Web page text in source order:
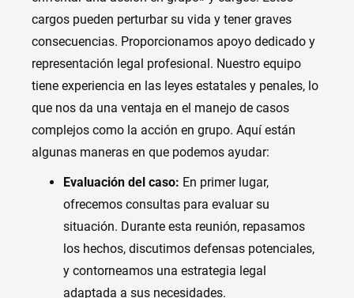
cargos pueden perturbar su vida y tener graves
consecuencias. Proporcionamos apoyo dedicado y
representación legal profesional. Nuestro equipo
tiene experiencia en las leyes estatales y penales, lo
que nos da una ventaja en el manejo de casos
complejos como la acción en grupo. Aquí están
algunas maneras en que podemos ayudar:
Evaluación del caso: En primer lugar,
ofrecemos consultas para evaluar su
situación. Durante esta reunión, repasamos
los hechos, discutimos defensas potenciales,
y contorneamos una estrategia legal
adaptada a sus necesidades.